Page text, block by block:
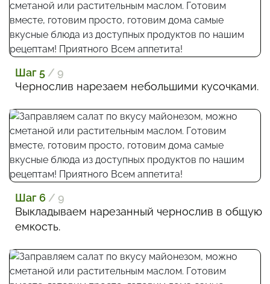
Шаг 5 / 9
Чернослив нарезаем небольшими кусочками.
Шаг 6 / 9
Выкладываем нарезанный чернослив в общую
емкость.